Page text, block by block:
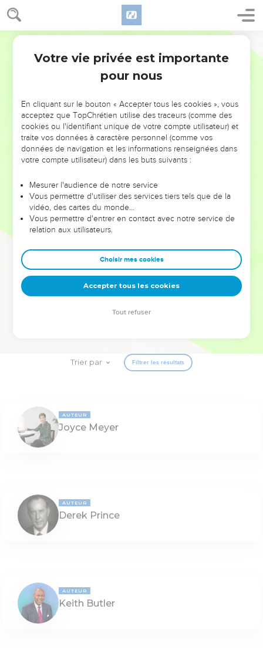
NE MANQUEZ PAS L’ÉVÉNEMENT
DE L’ANNÉE !
ET SI LEURS ERREURS POUVAIENT VOUS ÉVITER LES
VOTRES ?
leur foi ou leur vision. Mais on voit moins les doutes, les erreurs
et les saisons difficiles qu'ils ont traversés, alors même que ce
sont elles qui les ont façonnés.
Dans cette conférence, leaders, entrepreneurs, et responsables
clés pour avancer avec plus de sagesse afin que leurs erreurs
deviennent vos tremplins. Que vous guidiez un ministère, une
équipe, un groupe ou une famille, leur expérience est faite
pour vous.
Trier par Filtrer les résultats
AUTEUR
Joyce Meyer
AUTEUR
Derek Prince
AUTEUR
Keith Butler
Votre vie privée est importante
pour nous
En cliquant sur le bouton « Accepter tous les cookies », vous
acceptez que TopChrétien utilise des traceurs (comme des
cookies ou l'identifiant unique de votre compte utilisateur) et
traite vos données à caractère personnel (comme vos
données de navigation et les informations renseignées dans
votre compte utilisateur) dans les buts suivants :
Mesurer l'audience de notre service
Vous permettre d'utiliser des services tiers tels que de la
vidéo, des cartes du monde…
Vous permettre d'entrer en contact avec notre service de
relation aux utilisateurs.
Choisir mes cookies
Accepter tous les cookies
Tout refuser